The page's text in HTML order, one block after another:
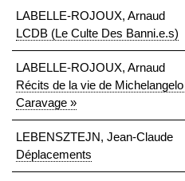
LABELLE-ROJOUX, Arnaud
LCDB (Le Culte Des Banni.e.s)
LABELLE-ROJOUX, Arnaud
Récits de la vie de
Caravage »
LEBENSZTEJN, Jean-Claude
Déplacements